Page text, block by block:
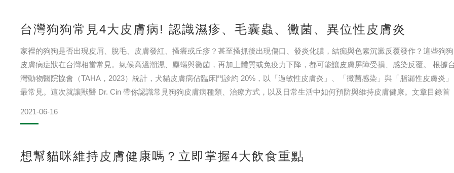
台灣狗狗常見4大皮膚病! 認識濕疹、毛囊蟲、黴菌、異位性皮膚炎
家裡的狗狗是否出現皮屑、脫毛、皮膚發紅、搔癢或丘疹？甚至搔抓後出現傷口、發炎化膿，結痂與色素沉澱反覆發作？這些狗狗
皮膚病症狀在台灣相當常見。氣候高溫潮濕、塵蟎與黴菌，再加上體質或免疫力下降，都可能讓皮膚屏障受損、感染反覆。 根據
灣動物醫院協會（TAHA，2023）統計，犬貓皮膚病佔臨床門診約 20%，以「過敏性皮膚炎」、「黴菌感染」與「脂漏性皮膚炎」
最常見。這次就讓獸醫 Dr. Cin 帶你認識常見狗狗皮膚病種類、治療方式，以及日常生活中如何預防與維持皮膚健康。文章目錄首
2021-06-16
想幫貓咪維持皮膚健康嗎？立即掌握4大飲食重點